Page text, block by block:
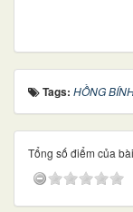
Tags: HỒNG
Tổng số điểm của